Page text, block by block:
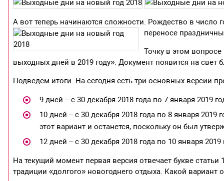
А вот теперь начинаются сложности. Рождество в число
переносе
Точку в этом
выходных дней в 2019 году». Документ появится на свет
Подведем итоги. На сегодня есть три основных версии
9 дней – с 30 декабря 2018 года по 7 января 2019
10 дней – с 30 декабря 2018 года по 8 января
этот вариант и останется, поскольку он был
12 дней – с 30 декабря 2018 года по 10 января
На текущий момент первая версия отвечает букве
традиции «долгого» новогоднего отдыха. Какой